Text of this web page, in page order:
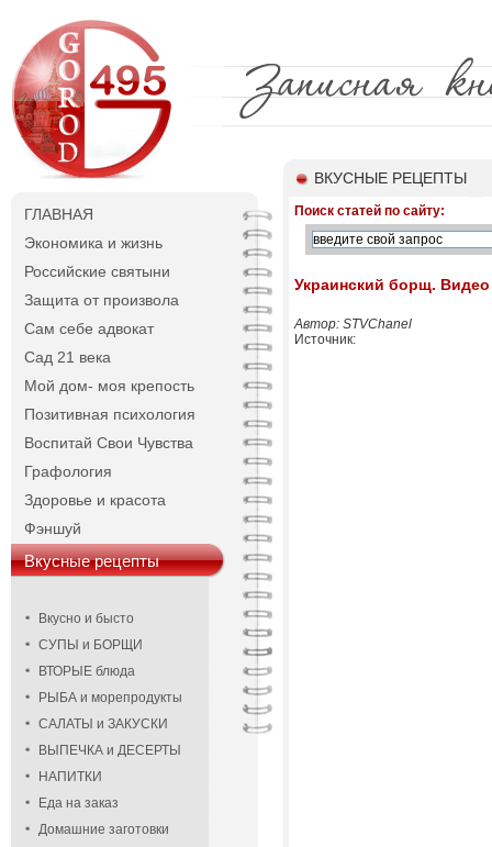
ГЛАВНАЯ
Экономика и жизнь
Российские святыни
Защита от произвола
Сам себе адвокат
Сад 21 века
Мой дом- моя крепость
Позитивная психология
Воспитай Свои Чувства
Графология
Здоровье и красота
Фэншуй
Вкусные рецепты
Вкусно и бысто
СУПЫ и БОРЩИ
ВТОРЫЕ блюда
РЫБА и морепродукты
САЛАТЫ и ЗАКУСКИ
ВЫПЕЧКА и ДЕСЕРТЫ
НАПИТКИ
Еда на заказ
Домашние заготовки
ВКУСНЫЕ РЕЦЕПТЫ
Поиск статей по сайту:
Украинский борщ. Видео
Автор: STVChanel
Источник: